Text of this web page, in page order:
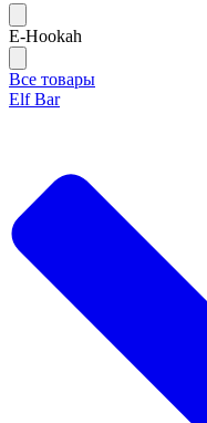
E-Hookah
Все товары
Elf Bar